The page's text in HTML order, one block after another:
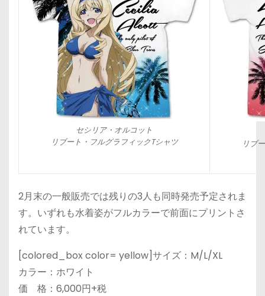
セシリア・オルコット
リブート・フルグラフィックTシャツ
リブ
2月末の一般販売では残りの3人も同時発売予定されま
す。いずれも水着姿がフルカラーで前面にプリントさ
れています。
[colored_box color= yellow]サイズ：M/L/XL
カラー：ホワイト
価 格：6,000円+税